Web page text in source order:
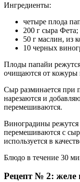
Ингредиенты:
четыре плода
200 г сыра Фета;
50 г маслин, из
10 черных
Плоды папайи
очищаются от кожуры
Сыр разминается при
нарезаются и
перемешиваются.
Виноградины режутся
перемешиваются с
используется в
Блюдо в течение 30
Рецепт № 2: желе